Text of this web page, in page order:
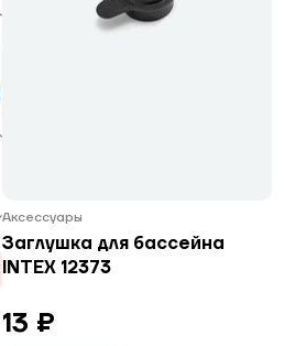
Аксессуары
Заглушка для бассейна
INTEX 12373
13 ₽